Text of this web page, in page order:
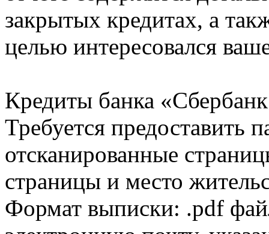
закрытых кредитах, а
целью интересовался
Кредиты банка
Требуется предоставить
отсканированные
страницы и место
Формат выписки: .pdf